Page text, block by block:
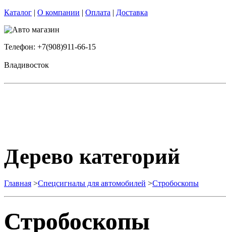
Каталог | О компании | Оплата | Доставка
Телефон: +7(908)911-66-15
Владивосток
Дерево категорий
Главная >Спецсигналы для автомобилей >Стробоскопы
Стробоскопы